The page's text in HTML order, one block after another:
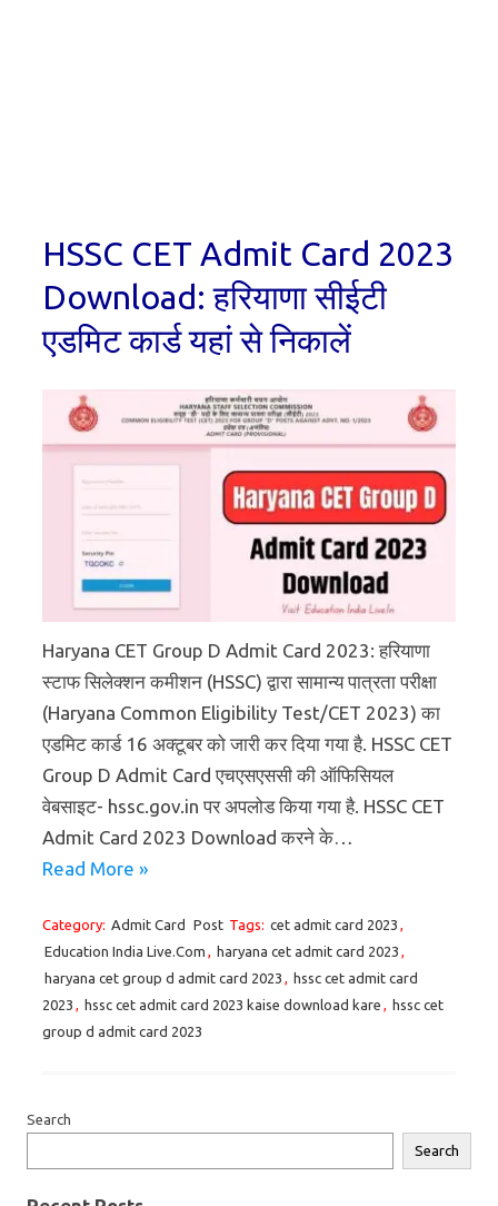
HSSC CET Admit Card 2023
Download: हरियाणा सीईटी
एडमिट कार्ड यहां से निकालें
Haryana CET Group D Admit Card 2023: हरियाणा
स्टाफ सिलेक्शन कमीशन (HSSC) द्वारा सामान्य पात्रता परीक्षा
(Haryana Common Eligibility Test/CET 2023) का
एडमिट कार्ड 16 अक्टूबर को जारी कर दिया गया है. HSSC CET
Group D Admit Card एचएसएससी की ऑफिसियल
वेबसाइट- hssc.gov.in पर अपलोड किया गया है. HSSC CET
Admit Card 2023 Download करने के…
Read More »
Category: Admit Card Post Tags: cet admit card 2023 ,
Education India Live.Com , haryana cet admit card 2023 ,
haryana cet group d admit card 2023 , hssc cet admit card
2023 , hssc cet admit card 2023 kaise download kare , hssc cet
group d admit card 2023
Search
Search